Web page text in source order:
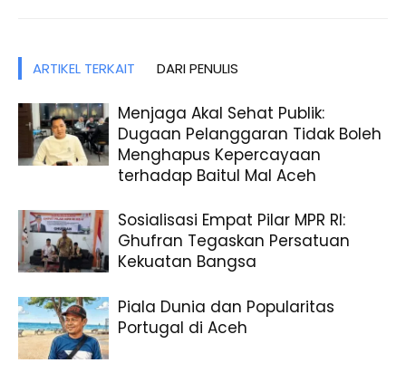
ARTIKEL TERKAIT DARI PENULIS
Menjaga Akal Sehat Publik:
Dugaan Pelanggaran Tidak Boleh
Menghapus Kepercayaan
terhadap Baitul Mal Aceh
Sosialisasi Empat Pilar MPR RI:
Ghufran Tegaskan Persatuan
Kekuatan Bangsa
Piala Dunia dan Popularitas
Portugal di Aceh